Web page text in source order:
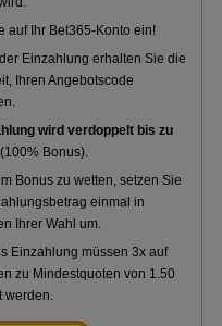
auf Ihr Bet365-Konto ein!
Einzahlung erhalten Sie die
Ihren Angebotscode
wird verdoppelt bis zu
(100% Bonus).
Bonus zu wetten, setzen Sie
einmal in
Ihrer Wahl um.
Einzahlung müssen 3x auf
zu Mindestquoten von 1.50
werden.